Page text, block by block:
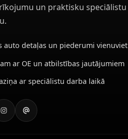
un praktisku speciālistu
auto detaļas un piederumi vienuviet
ar OE un atbilstības jautājumiem
ar speciālistu darba laikā